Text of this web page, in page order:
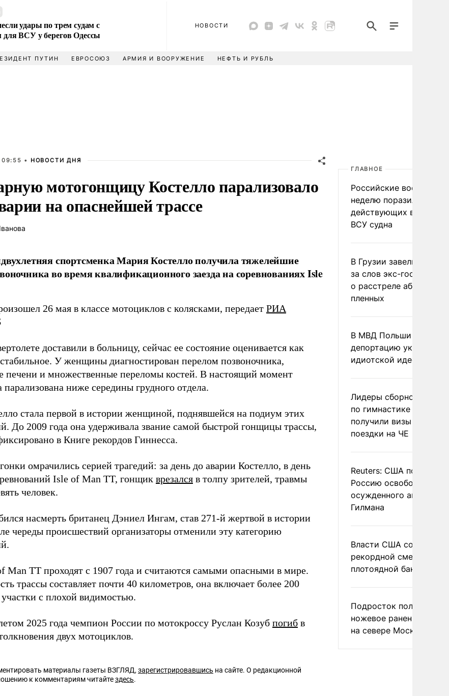
удары по трем судам с
для ВСУ у берегов Одессы
НОВОСТИ
ПУТИН ЕВРОСОЮЗ АРМИЯ И ВООРУЖЕНИЕ НЕФТЬ И РУБЛЬ
• НОВОСТИ ДНЯ
мотогонщицу Костелло парализовало
на опаснейшей трассе
спортсменка Мария Костелло получила тяжелейшие
во время квалификационного заезда на соревнованиях Isle
26 мая в классе мотоциклов с колясками, передает РИА
доставили в больницу, сейчас ее состояние оценивается как
У женщины диагностирован перелом позвоночника,
печени и множественные переломы костей. В настоящий момент
парализована ниже середины грудного отдела.
стала первой в истории женщиной, поднявшейся на подиум этих
До 2009 года она удерживала звание самой быстрой гонщицы трассы,
в Книге рекордов Гиннесса.
омрачились серией трагедий: за день до аварии Костелло, в день
Isle of Man TT, гонщик врезался в толпу зрителей, травмы
человек.
насмерть британец Дэниел Ингам, став 271-й жертвой в истории
череды происшествий организаторы отменили эту категорию
Man TT проходят с 1907 года и считаются самыми опасными в мире.
трассы составляет почти 40 километров, она включает более 200
с плохой видимостью.
2025 года чемпион России по мотокроссу Руслан Козуб погиб в
двух мотоциклов.
материалы газеты ВЗГЛЯД, зарегистрировавшись на сайте. О редакционной
к комментариям читайтездесь.
ГЛАВНОЕ
Российские военные за
неделю поразили 34
действующих в
ВСУ судна
В Грузии завели дело
за слов экс-
о расстреле абхазских
пленных
В МВД Польши назвали
депортацию украинцев
идиотской идеей
Лидеры сборной
по гимнастике не
получили визы для
поездки на ЧЕ
Reuters: США
Россию освободить
осужденного
Гилмана
Власти США сообщили
рекордной смертности
плотоядной бактерии
Подросток получил
ножевое ранение в
на севере Москвы